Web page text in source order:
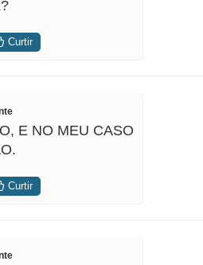
Curtir
E NO MEU CASO
Curtir